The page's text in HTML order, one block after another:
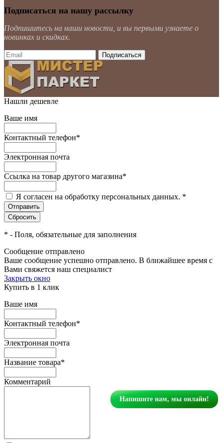
Подписаться на нашу рассылку
Подпишитесь на наши новости, и вы первыми узнаете о
новинках и скидках.
Нашли дешевле
Ваше имя
Контактный телефон*
Электронная почта
Ссылка на товар другого магазина*
Я согласен на обработку персональных данных. *
* - Поля, обязательные для заполнения
Сообщение отправлено
Ваше сообщение успешно отправлено. В ближайшее время с
Вами свяжется наш специалист
Закрыть окно
Купить в 1 клик
Ваше имя
Контактный телефон*
Электронная почта
Название товара*
Комментарий
Напишите нам, мы онлайн!